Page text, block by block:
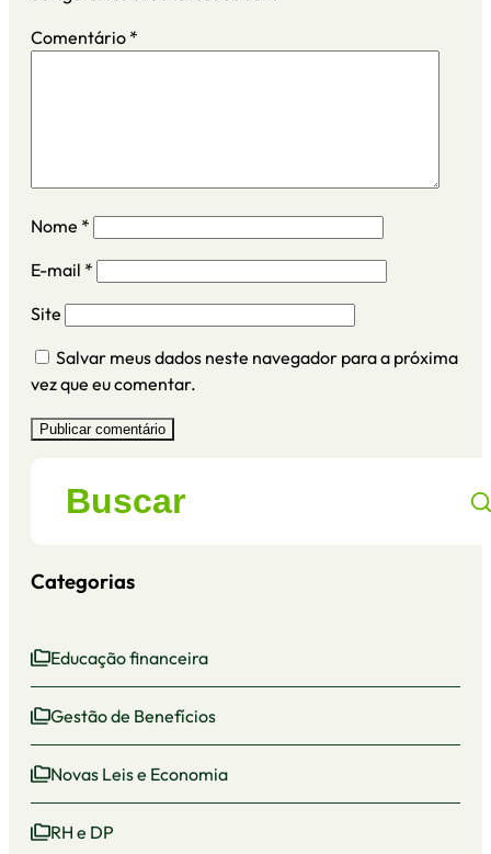
Comentário *
Nome *
E-mail *
Site
Salvar meus dados neste navegador para a próxima
vez que eu comentar.
Categorias
Educação financeira
Gestão de Benefícios
Novas Leis e Economia
RH e DP